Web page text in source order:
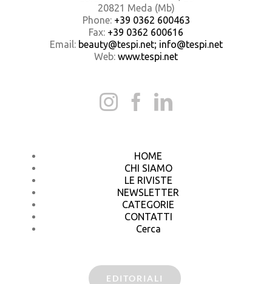
20821 Meda (Mb)
Phone: +39 0362 600463
Fax: +39 0362 600616
Email: beauty@tespi.net; info@tespi.net
Web: www.tespi.net
HOME
CHI SIAMO
LE RIVISTE
NEWSLETTER
CATEGORIE
CONTATTI
Cerca
EDITORIALI